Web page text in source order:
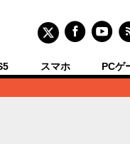
スマホ PCゲ